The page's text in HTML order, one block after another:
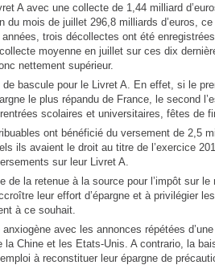
A avec une collecte de 1,44 milliard
du mois de juillet 296,8 milliards d’euros,
trois décollectes ont été
moyenne en juillet sur ces dix
nettement supérieur.
bascule pour le Livret A. En effet, si le
le plus répandu de France, le second
scolaires et universitaires, fêtes de
ont bénéficié du versement de 2,5
ils avaient le droit au titre de l’exercice
sur leur Livret A.
la retenue à la source pour l’impôt sur le
leur effort d’épargne et à privilégier
à ce souhait.
avec les annonces répétées
Chine et les Etats-Unis. A contrario, la
à reconstituer leur épargne de